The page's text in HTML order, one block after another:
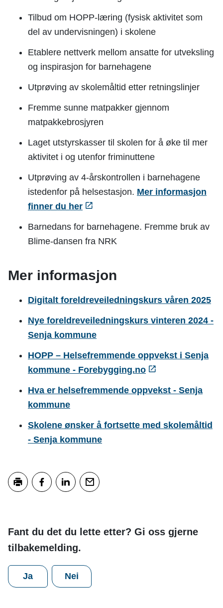
Tilbud om HOPP-læring (fysisk aktivitet som
del av undervisningen) i skolene
Etablere nettverk mellom ansatte for utveksling
og inspirasjon for barnehagene
Utprøving av skolemåltid etter retningslinjer
Fremme sunne matpakker gjennom
matpakkebrosjyren
Laget utstyrskasser til skolen for å øke til mer
aktivitet i og utenfor friminuttene
Utprøving av 4-årskontrollen i barnehagene
istedenfor på helsestasjon. Mer informasjon
finner du her
Barnedans for barnehagene. Fremme bruk av
Blime-dansen fra NRK
Mer informasjon
Digitalt foreldreveiledningskurs våren 2025
Nye foreldreveiledningskurs vinteren 2024 -
Senja kommune
HOPP – Helsefremmende oppvekst i Senja
kommune - Forebygging.no
Hva er helsefremmende oppvekst - Senja
kommune
Skolene ønsker å fortsette med skolemåltid
- Senja kommune
Fant du det du lette etter? Gi oss gjerne
tilbakemelding.
Ja Nei